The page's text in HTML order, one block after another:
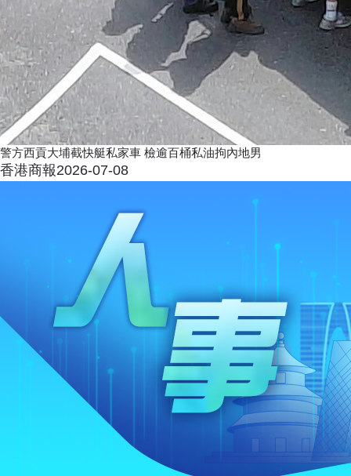
警方西貢大埔截快艇私家車 檢逾百桶私油拘內地男
香港商報2026-07-08